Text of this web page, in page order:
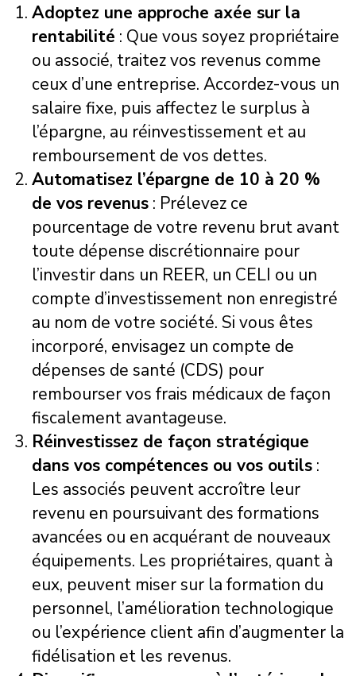
Adoptez une approche axée sur la
rentabilité : Que vous soyez propriétaire
ou associé, traitez vos revenus comme
ceux d’une entreprise. Accordez-vous un
salaire fixe, puis affectez le surplus à
l’épargne, au réinvestissement et au
remboursement de vos dettes.
Automatisez l’épargne de 10 à 20 %
de vos revenus : Prélevez ce
pourcentage de votre revenu brut avant
toute dépense discrétionnaire pour
l’investir dans un REER, un CELI ou un
compte d’investissement non enregistré
au nom de votre société. Si vous êtes
incorporé, envisagez un compte de
dépenses de santé (CDS) pour
rembourser vos frais médicaux de façon
fiscalement avantageuse.
Réinvestissez de façon stratégique
dans vos compétences ou vos outils :
Les associés peuvent accroître leur
revenu en poursuivant des formations
avancées ou en acquérant de nouveaux
équipements. Les propriétaires, quant à
eux, peuvent miser sur la formation du
personnel, l’amélioration technologique
ou l’expérience client afin d’augmenter la
fidélisation et les revenus.